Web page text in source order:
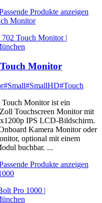
Produkte anzeigen
Monitor
Monitor
#Small#SmallHD#Touch
Monitor ist ein
Touchscreen Monitor mit
IPS LCD-Bildschirm.
Kamera Monitor oder
optional mit einem
buchbar. ...
Produkte anzeigen